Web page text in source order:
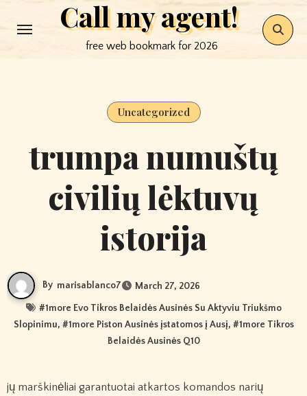
to
Call my agent!
free web bookmark for 2026
Uncategorized
trumpa numuštų
civilių lėktuvų
istorija
By marisablanco7 March 27, 2026
#1more Evo Tikros Belaidės Ausinės Su Aktyviu Triukšmo
Slopinimu, #1more Piston Ausinės įstatomos į Ausį, #1more Tikros
Belaidės Ausinės Q10
jų marškinėliai garantuotai atkartos komandos narių